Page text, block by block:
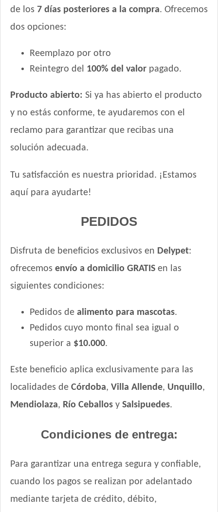
de los 7 días posteriores a la compra. Ofrecemos
dos opciones:
Reemplazo por otro
Reintegro del 100% del valor pagado.
Producto abierto: Si ya has abierto el producto
y no estás conforme, te ayudaremos con el
reclamo para garantizar que recibas una
solución adecuada.
Tu satisfacción es nuestra prioridad. ¡Estamos
aquí para ayudarte!
PEDIDOS
Disfruta de beneficios exclusivos en Delypet:
ofrecemos envío a domicilio GRATIS en las
siguientes condiciones:
Pedidos de alimento para mascotas.
Pedidos cuyo monto final sea igual o
superior a $10.000.
Este beneficio aplica exclusivamente para las
localidades de Córdoba, Villa Allende, Unquillo,
Mendiolaza, Río Ceballos y Salsipuedes.
Condiciones de entrega:
Para garantizar una entrega segura y confiable,
cuando los pagos se realizan por adelantado
mediante tarjeta de crédito, débito,